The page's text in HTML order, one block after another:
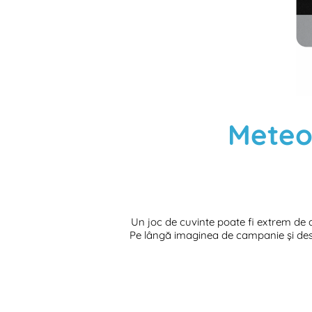
Un joc de cuvinte poate fi extrem de
Pe lângă imaginea de campanie și